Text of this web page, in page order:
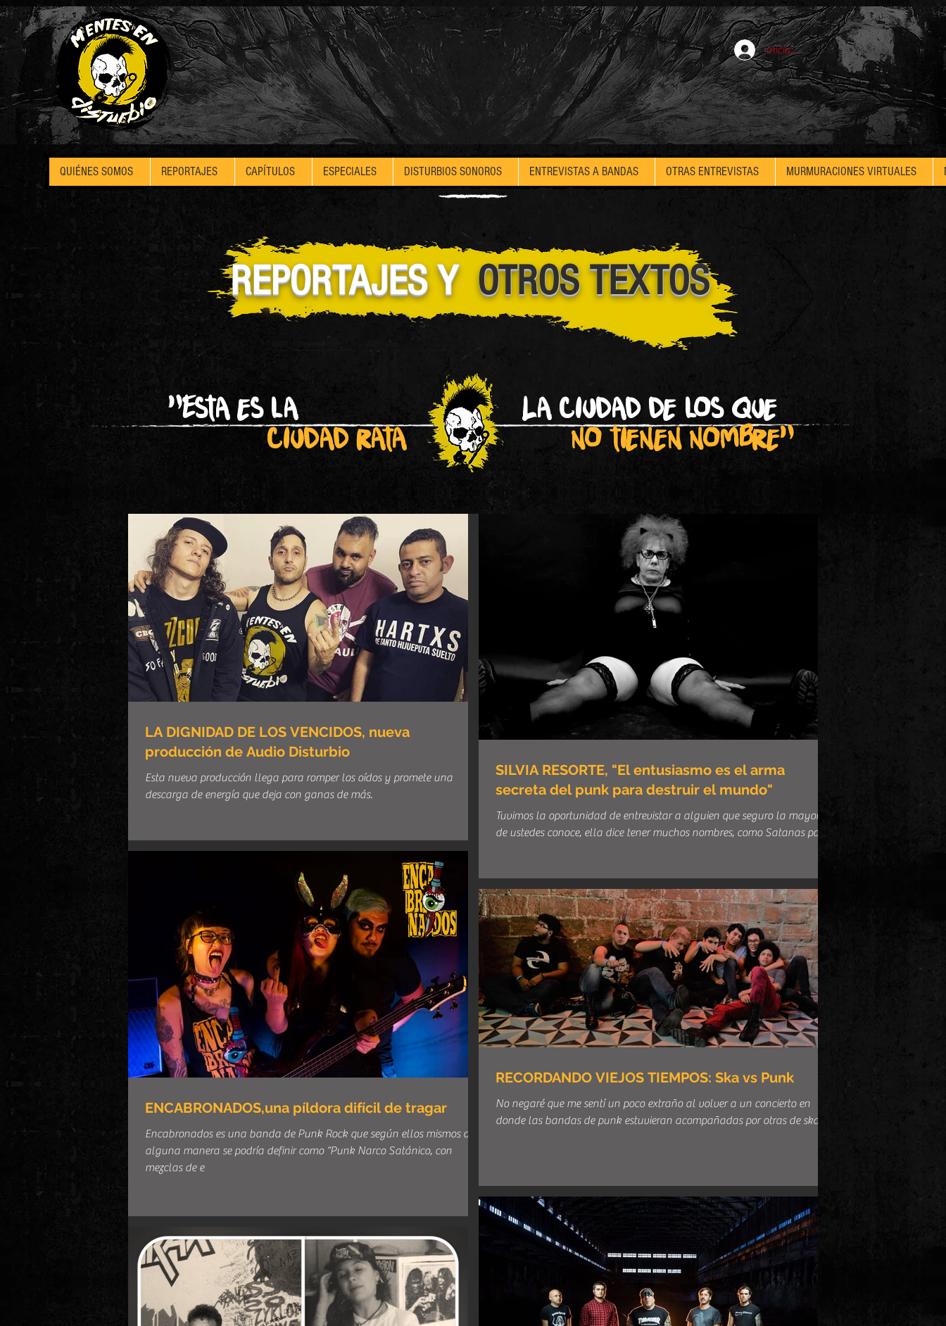
Iniciar sesión
QUIÉNES SOMOS REPORTAJES CAPÍTULOS ESPECIALES DISTURBIOS SONOROS ENTREVISTAS A BANDAS OTRAS ENTREVISTAS MURMURACIONES VIRTUALES
REPORTAJES YOTROS TEXTOS
"Esta es la
ciudad rata
La ciudad de los que
no tienen nombre"
LA DIGNIDAD DE LOS VENCIDOS, nueva
producción de Audio Disturbio
Esta nueva producción llega para romper los oídos y promete una
descarga de energía que deja con ganas de más.
SILVIA RESORTE, "El entusiasmo es el arma
secreta del punk para destruir el mundo"
Tuvimos la oportunidad de entrevistar a alguien que seguro la mayoría
de ustedes conoce, ella dice tener muchos nombres, como Satanas por ej
ENCABRONADOS,una píldora difícil de tragar
Encabronados es una banda de Punk Rock que según ellos mismos de
alguna manera se podría definir como “Punk Narco Satánico, con
mezclas de e
RECORDANDO VIEJOS TIEMPOS: Ska vs Punk
No negaré que me sentí un poco extraño al volver a un concierto en
donde las bandas de punk estuvieran acompañadas por otras de ska